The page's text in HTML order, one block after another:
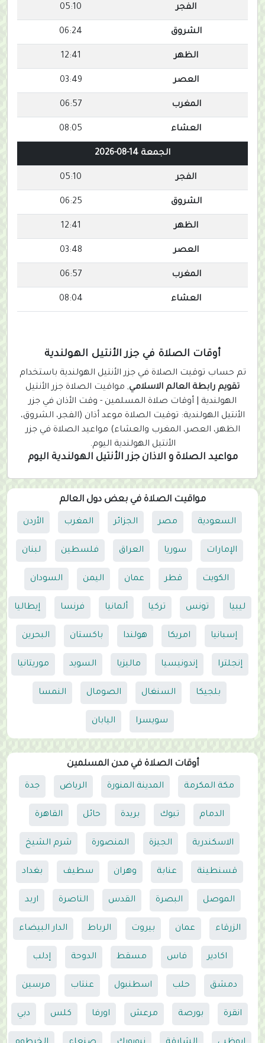
الفجر 05:10
الشروق 06:24
الظهر 12:41
العصر 03:49
المغرب 06:57
العشاء 08:05
الجمعة 14-08-2026
الفجر 05:10
الشروق 06:25
الظهر 12:41
العصر 03:48
المغرب 06:57
العشاء 08:04
أوقات الصلاة في جزر الأنتيل الهولندية
تم حساب توقيت الصلاة في جزر الأنتيل الهولندية باستخدام
تقويم رابطة العالم الاسلامي, مواقيت الصلاة جزر الأنتيل
الهولندية | أوقات صلاة المسلمين - وقت الأذان في جزر
الأنتيل الهولندية: توقيت الصلاة موعد أذان (الفجر، الشروق،
الظهر، العصر، المغرب والعشاء) مواعيد الصلاة في جزر
الأنتيل الهولندية اليوم.
مواعيد الصلاة و الاذان جزر الأنتيل الهولندية اليوم
مواقيت الصلاة في بعض دول العالم
السعودية مصر الجزائر المغرب الأردن
الإمارات سوريا العراق فلسطين لبنان
الكويت قطر عمان اليمن السودان
ليبيا تونس تركيا ألمانيا فرنسا إيطاليا
إسبانيا امريكا هولندا باكستان البحرين
إنجلترا إندونيسيا ماليزيا السويد موريتانيا
بلجيكا السنغال الصومال النمسا
سويسرا اليابان
أوقات الصلاة في مدن المسلمين
مكة المكرمة المدينة المنورة الرياض جدة
الدمام تبوك بريدة حائل القاهرة
الاسكندرية الجيزة المنصورة شرم الشيخ
قسنطينة عنابة وهران سطيف بغداد
الموصل البصرة القدس الناصرة اربد
الزرقاء عمان بيروت الرباط الدار البيضاء
اكادير فاس مسقط الدوحة إدلب
دمشق حلب اسطنبول عنتاب مرسين
انقرة بورصة مرعش اورفا كلس دبي